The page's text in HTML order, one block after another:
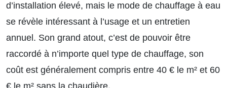
d’installation élevé, mais le mode de chauffage à eau
se révèle intéressant à l’usage et un entretien
annuel. Son grand atout, c’est de pouvoir être
raccordé à n’importe quel type de chauffage, son
coût est généralement compris entre 40 € le m² et 60